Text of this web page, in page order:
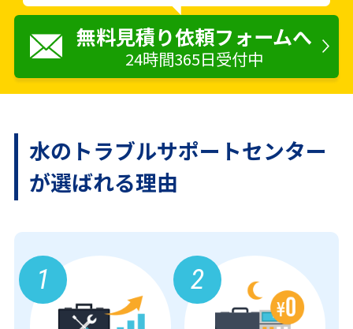
無料見積り依頼フォームへ
24時間365日受付中
水のトラブルサポートセンター
が選ばれる理由
1 2